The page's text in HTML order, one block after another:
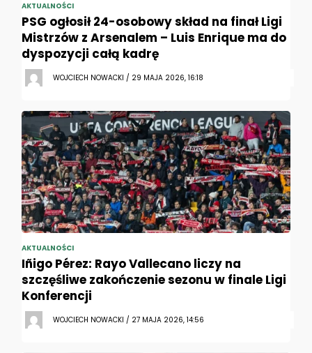
AKTUALNOŚCI
PSG ogłosił 24-osobowy skład na finał Ligi
Mistrzów z Arsenalem – Luis Enrique ma do
dyspozycji całą kadrę
WOJCIECH NOWACKI / 29 MAJA 2026, 16:18
AKTUALNOŚCI
Iñigo Pérez: Rayo Vallecano liczy na
szczęśliwe zakończenie sezonu w finale Ligi
Konferencji
WOJCIECH NOWACKI / 27 MAJA 2026, 14:56